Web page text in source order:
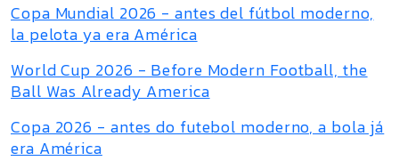
Copa Mundial 2026 - antes del fútbol moderno,
la pelota ya era América
World Cup 2026 - Before Modern Football, the
Ball Was Already America
Copa 2026 - antes do futebol moderno, a bola já
era América